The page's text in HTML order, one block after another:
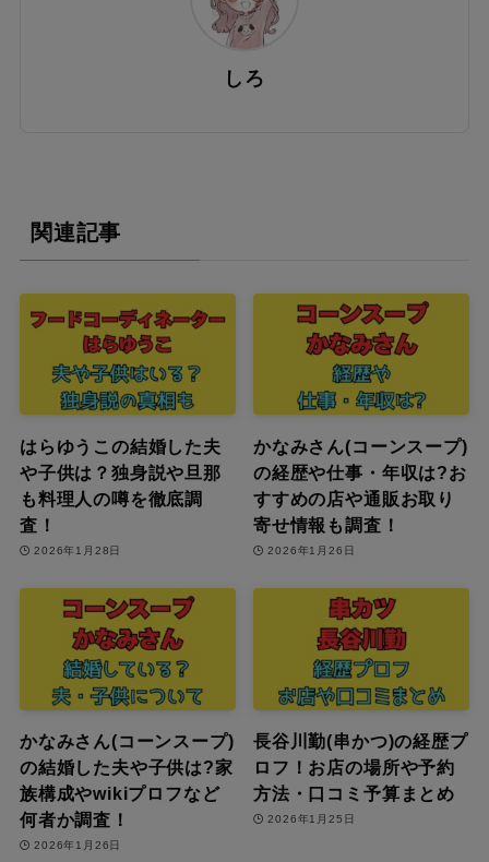
しろ
関連記事
はらゆうこの結婚した夫
や子供は？独身説や旦那
も料理人の噂を徹底調
査！
2026年1月28日
かなみさん(コーンスープ)
の経歴や仕事・年収は?お
すすめの店や通販お取り
寄せ情報も調査！
2026年1月26日
かなみさん(コーンスープ)
の結婚した夫や子供は?家
族構成やwikiプロフなど
何者か調査！
2026年1月26日
長谷川勤(串かつ)の経歴プ
ロフ！お店の場所や予約
方法・口コミ予算まとめ
2026年1月25日